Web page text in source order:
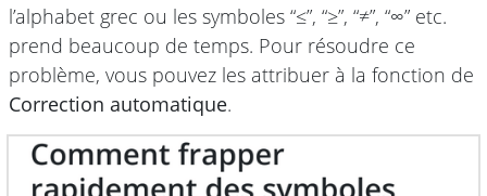
l’alphabet grec ou les symboles “≤”, “≥”, “≠”, “∞” etc.
prend beaucoup de temps. Pour résoudre ce
problème, vous pouvez les attribuer à la fonction de
Correction automatique.